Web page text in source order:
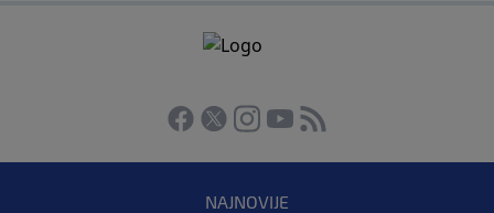
NAJNOVIJE